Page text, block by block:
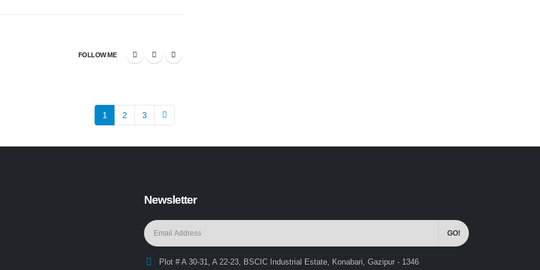
FOLLOW ME
1 2 3
Newsletter
Plot # A 30-31, A 22-23, BSCIC Industrial Estate, Konabari, Gazipur - 1346